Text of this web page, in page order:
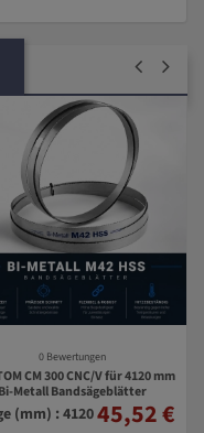
0 Bewertungen
CM 300 CNC/V für 4120 mm
Bi-Metall Bandsägeblätter
(mm) : 412045,52 €